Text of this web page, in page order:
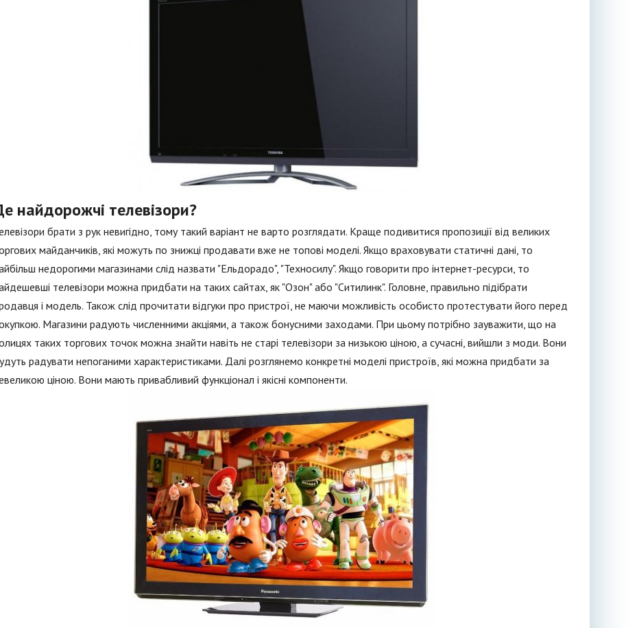
найдорожчі телевізори?
брати з рук невигідно, тому такий варіант не варто розглядати. Краще подивитися пропозиції від великих
майданчиків, які можуть по знижці продавати вже не топові моделі. Якщо враховувати статичні дані, то
недорогими магазинами слід назвати "Ельдорадо", "Техносилу". Якщо говорити про інтернет-ресурси, то
телевізори можна придбати на таких сайтах, як "Озон" або "Ситилинк". Головне, правильно підібрати
і модель. Також слід прочитати відгуки про пристрої, не маючи можливість особисто протестувати його перед
Магазини радують численними акціями, а також бонусними заходами. При цьому потрібно зауважити, що на
таких торгових точок можна знайти навіть не старі телевізори за низькою ціною, а сучасні, вийшли з моди. Вони
радувати непоганими характеристиками. Далі розглянемо конкретні моделі пристроїв, які можна придбати за
ціною. Вони мають привабливий функціонал і якісні компоненти.